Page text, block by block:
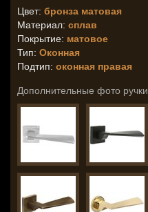
Цвет: бронза матовая
Материал: сплав
Покрытие: матовое
Тип: Оконная
Подтип: оконная правая
Дополнительные фото ручки